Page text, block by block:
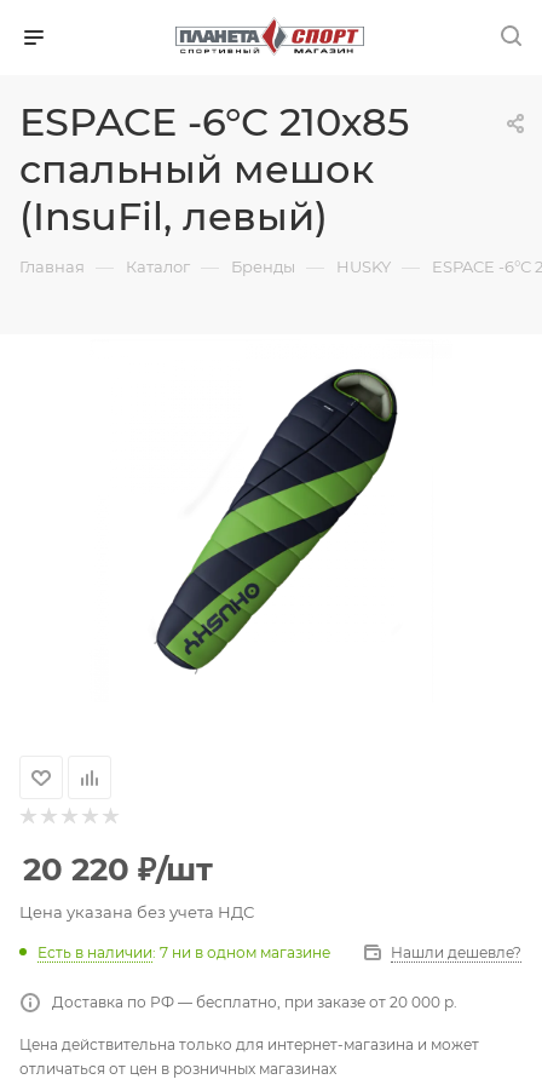
ESPACE -6°С 210х85
спальный мешок
(InsuFil, левый)
Главная — Каталог — Бренды — HUSKY — ESPACE -
20 220 ₽/шт
Цена указана без учета НДС
Есть в наличии: 7 ни в одном магазине Нашли дешевле?
Доставка по РФ — бесплатно, при заказе от 20 000 р.
Цена действительна только для интернет-магазина и может
отличаться от цен в розничных магазинах